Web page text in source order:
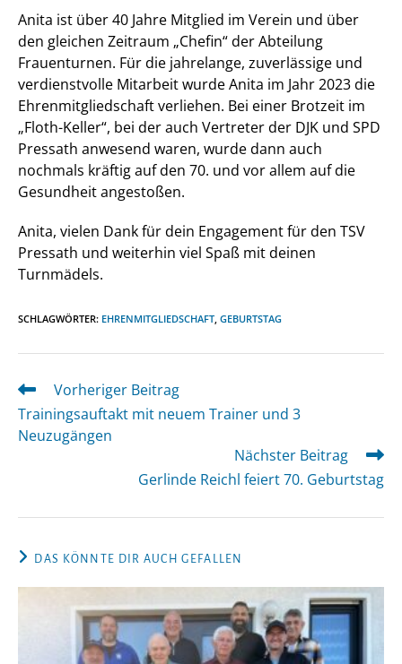
Anita ist über 40 Jahre Mitglied im Verein und über
den gleichen Zeitraum „Chefin“ der Abteilung
Frauenturnen. Für die jahrelange, zuverlässige und
verdienstvolle Mitarbeit wurde Anita im Jahr 2023 die
Ehrenmitgliedschaft verliehen. Bei einer Brotzeit im
„Floth-Keller“, bei der auch Vertreter der DJK und SPD
Pressath anwesend waren, wurde dann auch
nochmals kräftig auf den 70. und vor allem auf die
Gesundheit angestoßen.
Anita, vielen Dank für dein Engagement für den TSV
Pressath und weiterhin viel Spaß mit deinen
Turnmädels.
SCHLAGWÖRTER: EHRENMITGLIEDSCHAFT, GEBURTSTAG
Weitere
Artikel
Vorheriger Beitrag
Trainingsauftakt mit neuem Trainer und 3
Neuzugängen
Nächster Beitrag
Gerlinde Reichl feiert 70. Geburtstag
DAS KÖNNTE DIR AUCH GEFALLEN